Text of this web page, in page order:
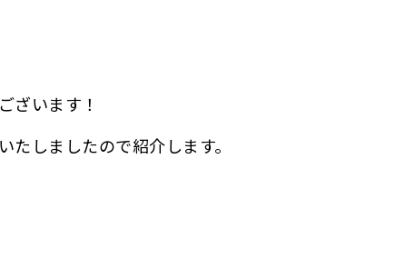
ざいます！
しましたので紹介します。